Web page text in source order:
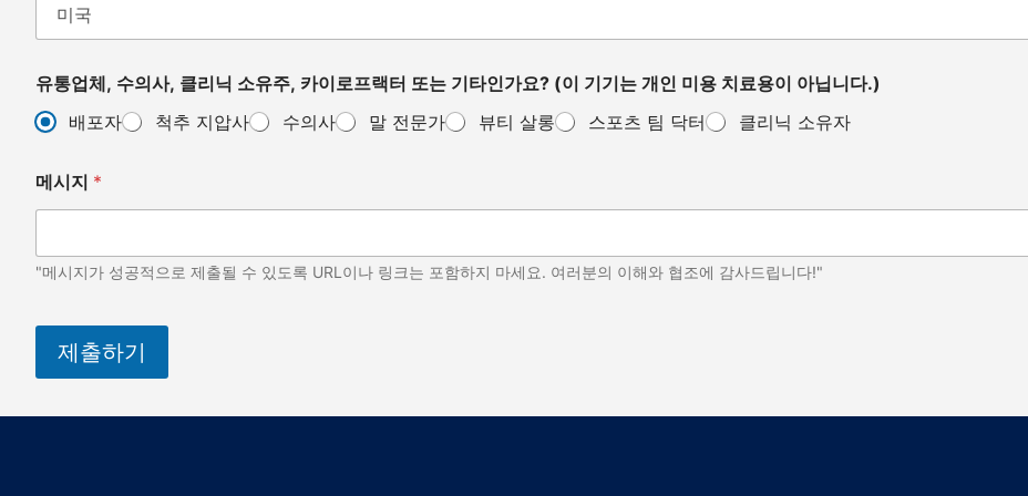
유통업체, 수의사, 클리닉 소유주, 카이로프랙터 또는 기타인가요? (이 기기는 개인 미용 치료용이 아닙니다.)
배포자
척추 지압사 수의사 말 전문가 뷰티 살롱 스포츠 팀 닥터 클리닉 소유자
메시지 *
"메시지가 성공적으로 제출될 수 있도록 URL이나 링크는 포함하지 마세요. 여러분의 이해와 협조에 감사드립니다!"
제출하기